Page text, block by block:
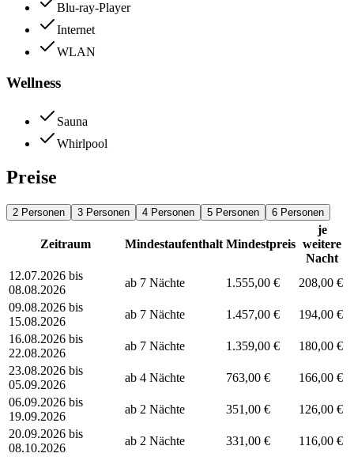
Blu-ray-Player
Internet
WLAN
Wellness
Sauna
Whirlpool
Preise
2 Personen 3 Personen 4 Personen 5 Personen 6 Personen
Zeitraum Mindestaufenthalt Mindestpreis
je
weitere
Nacht
12.07.2026 bis
08.08.2026
ab 7 Nächte 1.555,00 €
208,00 €
09.08.2026 bis
15.08.2026
ab 7 Nächte 1.457,00 €
194,00 €
16.08.2026 bis
22.08.2026
ab 7 Nächte 1.359,00 €
180,00 €
23.08.2026 bis
05.09.2026
ab 4 Nächte 763,00 €
166,00 €
06.09.2026 bis
19.09.2026
ab 2 Nächte 351,00 €
126,00 €
20.09.2026 bis
08.10.2026
ab 2 Nächte 331,00 € 116,00 €